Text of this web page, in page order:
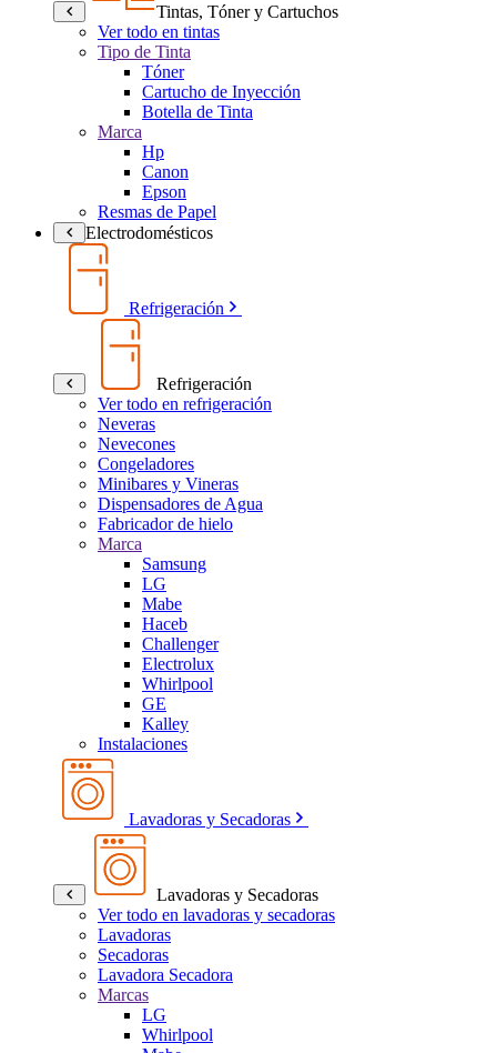
Tintas, Tóner y Cartuchos
Ver todo en tintas
Tipo de Tinta
Tóner
Cartucho de Inyección
Botella de Tinta
Marca
Hp
Canon
Epson
Resmas de Papel
Electrodomésticos
Refrigeración
Refrigeración
Ver todo en refrigeración
Neveras
Nevecones
Congeladores
Minibares y Vineras
Dispensadores de Agua
Fabricador de hielo
Marca
Samsung
LG
Mabe
Haceb
Challenger
Electrolux
Whirlpool
GE
Kalley
Instalaciones
Lavadoras y Secadoras
Lavadoras y Secadoras
Ver todo en lavadoras y secadoras
Lavadoras
Secadoras
Lavadora Secadora
Marcas
LG
Whirlpool